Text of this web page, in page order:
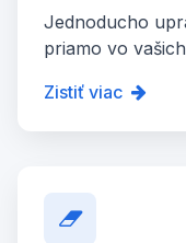
Jednoducho
priamo vo
Zistiť viac